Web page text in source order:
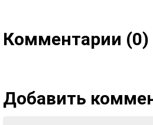
Комментарии (0)
Добавить